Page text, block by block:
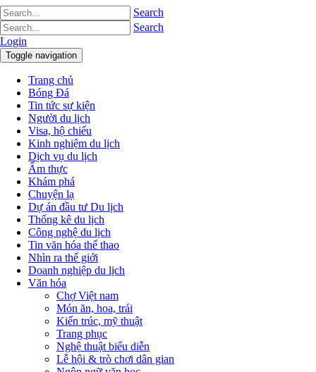
Search
Search
Login
Toggle navigation
Trang chủ
Bóng Đá
Tin tức sự kiện
Người du lịch
Visa, hộ chiếu
Kinh nghiệm du lịch
Dịch vụ du lịch
Ẩm thực
Khám phá
Chuyện lạ
Dự án đầu tư Du lịch
Thống kê du lịch
Công nghệ du lịch
Tin văn hóa thể thao
Nhìn ra thế giới
Doanh nghiệp du lịch
Văn hóa
Chợ Việt nam
Món ăn, hoa, trái
Kiến trúc, mỹ thuật
Trang phục
Nghệ thuật biểu diễn
Lễ hội & trò chơi dân gian